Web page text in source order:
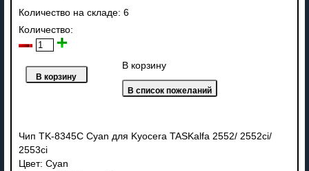
Количество на складе: 6
Количество:
В корзину
Чип TK-8345C Cyan для Kyocera TASKalfa 2552/ 2552ci/
2553ci
Цвет: Cyan